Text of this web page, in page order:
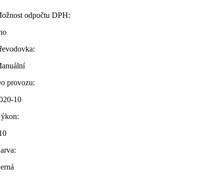
odpočtu DPH:
provozu:
10